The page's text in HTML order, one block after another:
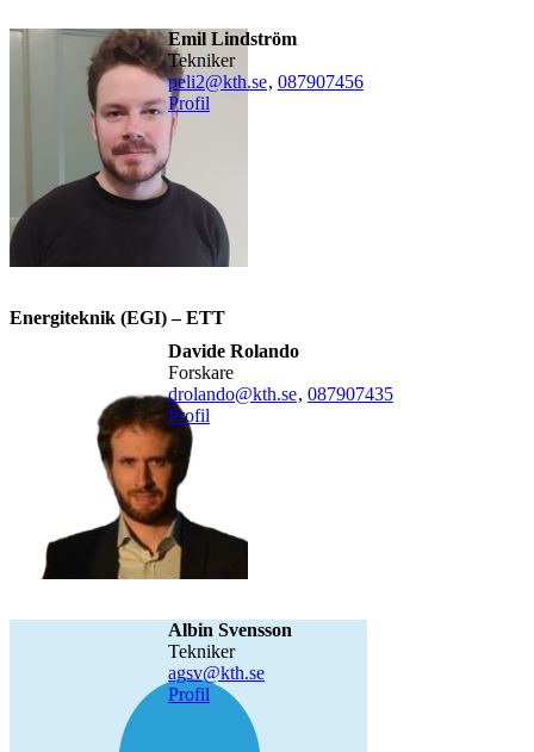
Emil Lindström
tekniker
peli2@kth.se, 087907456
Profil
Energiteknik (EGI) – ETT
Davide Rolando
forskare
drolando@kth.se, 087907435
Profil
Albin Svensson
tekniker
agsv@kth.se
Profil